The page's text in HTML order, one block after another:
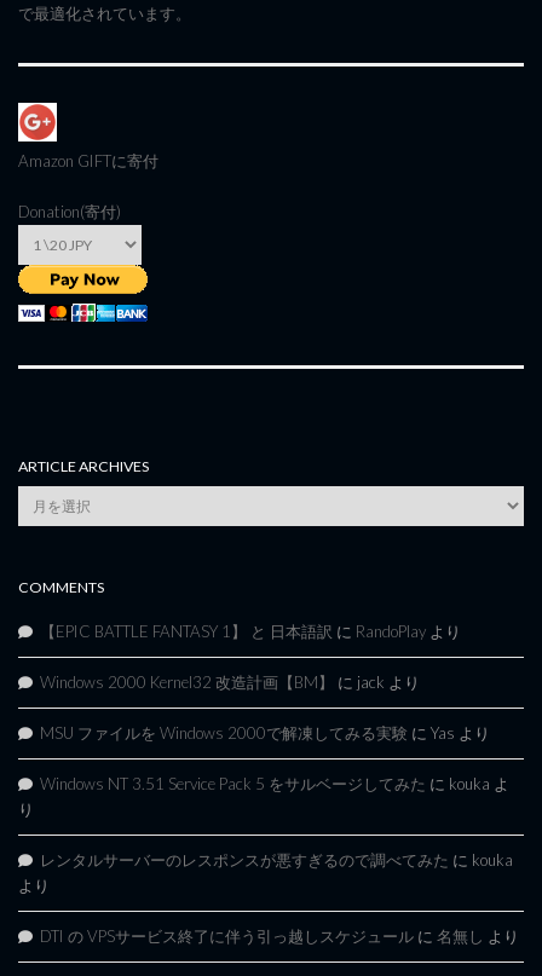
で最適化されています。
Amazon GIFTに寄付
Donation(寄付)
ARTICLE ARCHIVES
Article
Archives
COMMENTS
【EPIC BATTLE FANTASY 1】 と 日本語訳 に RandoPlay より
Windows 2000 Kernel32 改造計画【BM】 に jack より
MSU ファイルを Windows 2000で解凍してみる実験 に Yas より
Windows NT 3.51 Service Pack 5 をサルベージしてみた に kouka よ
り
レンタルサーバーのレスポンスが悪すぎるので調べてみた に kouka
より
DTI の VPSサービス終了に伴う引っ越しスケジュール に 名無し より